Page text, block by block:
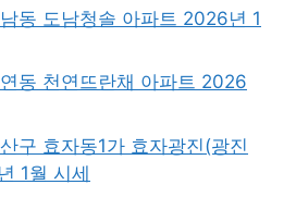
동 도남청솔 아파트 2026년 1
동 천연뜨란채 아파트 2026
구 효자동1가 효자광진(광진
1월 시세